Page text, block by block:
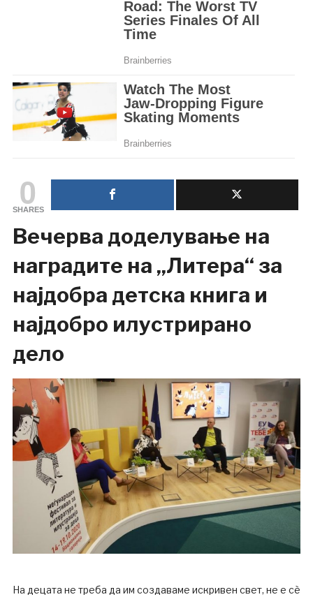
0
SHARES
Вечерва доделување на
наградите на „Литера“ за
најдобра детска книга и
најдобро илустрирано
дело
На децата не треба да им создаваме искривен свет, не е сѐ